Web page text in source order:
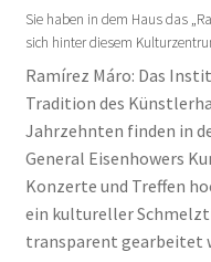
Sie haben in dem Haus das
sich hinter diesem
Ramírez Máro: Das
Tradition des
Jahrzehnten finden in
General Eisenhowers
Konzerte und Treffen
ein kultureller
transparent gearbeitet